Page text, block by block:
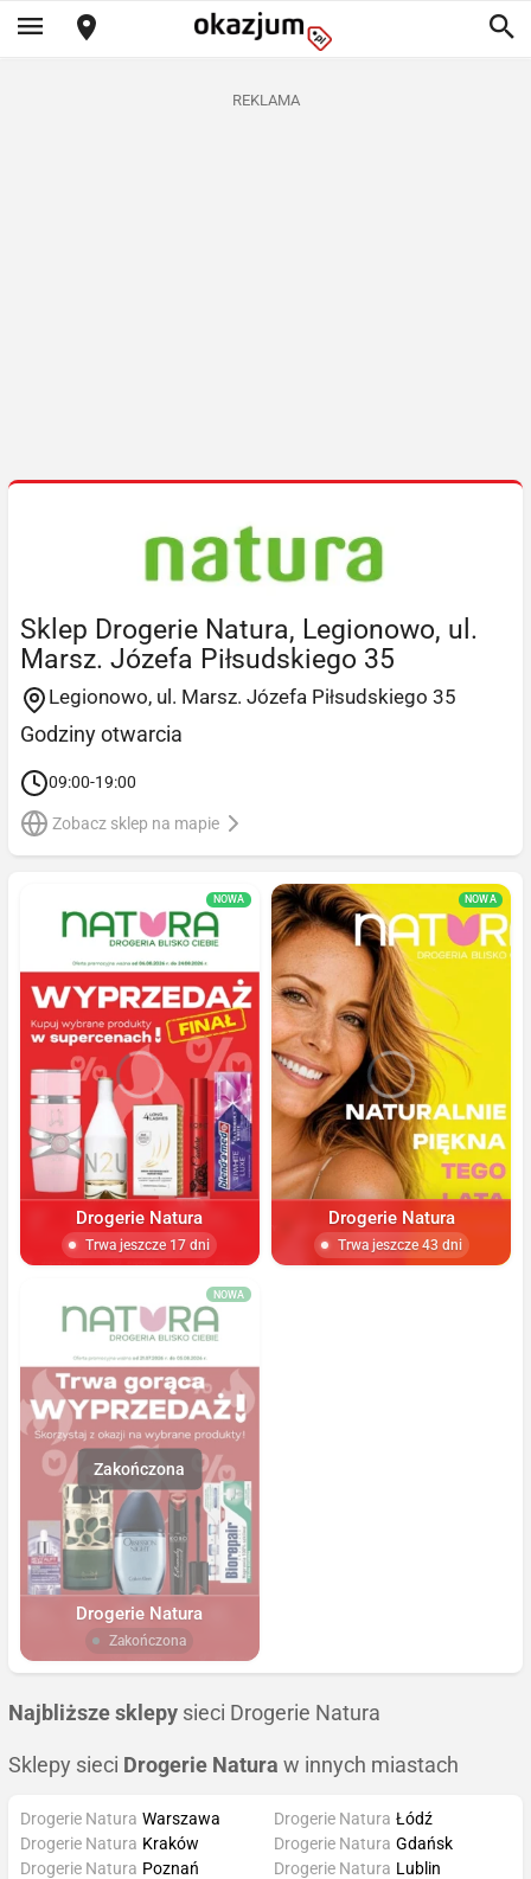
REKLAMA
Sklep Drogerie Natura, Legionowo, ul.
Marsz. Józefa Piłsudskiego 35
Legionowo, ul. Marsz. Józefa Piłsudskiego 35
Godziny otwarcia
09:00-19:00
Zobacz sklep na mapie
NOWA
Drogerie Natura
Trwa jeszcze 17 dni
NOWA
Drogerie Natura
Trwa jeszcze 43 dni
NOWA
Drogerie Natura
Zakończona
Najbliższe sklepy sieci Drogerie Natura
Sklepy sieci Drogerie Natura w innych miastach
Drogerie Natura Warszawa
Drogerie Natura Kraków
Drogerie Natura Poznań
Drogerie Natura Łódź
Drogerie Natura Gdańsk
Drogerie Natura Lublin